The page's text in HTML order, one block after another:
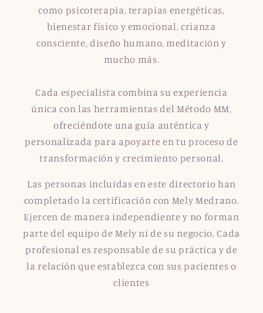
como psicoterapia, terapias energéticas,
bienestar físico y emocional, crianza
consciente, diseño humano, meditación y
mucho más.
Cada especialista combina su experiencia
única con las herramientas del Método MM,
ofreciéndote una guía auténtica y
personalizada para apoyarte en tu proceso de
transformación y crecimiento personal.
Las personas incluidas en este directorio han
completado la certificación con Mely Medrano.
Ejercen de manera independiente y no forman
parte del equipo de Mely ni de su negocio. Cada
profesional es responsable de su práctica y de
la relación que establezca con sus pacientes o
clientes